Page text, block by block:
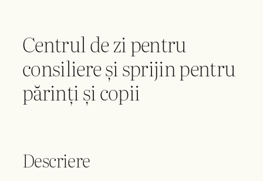
Centrul de zi pentru
consiliere și sprijin pentru
părinți și copii
Descriere